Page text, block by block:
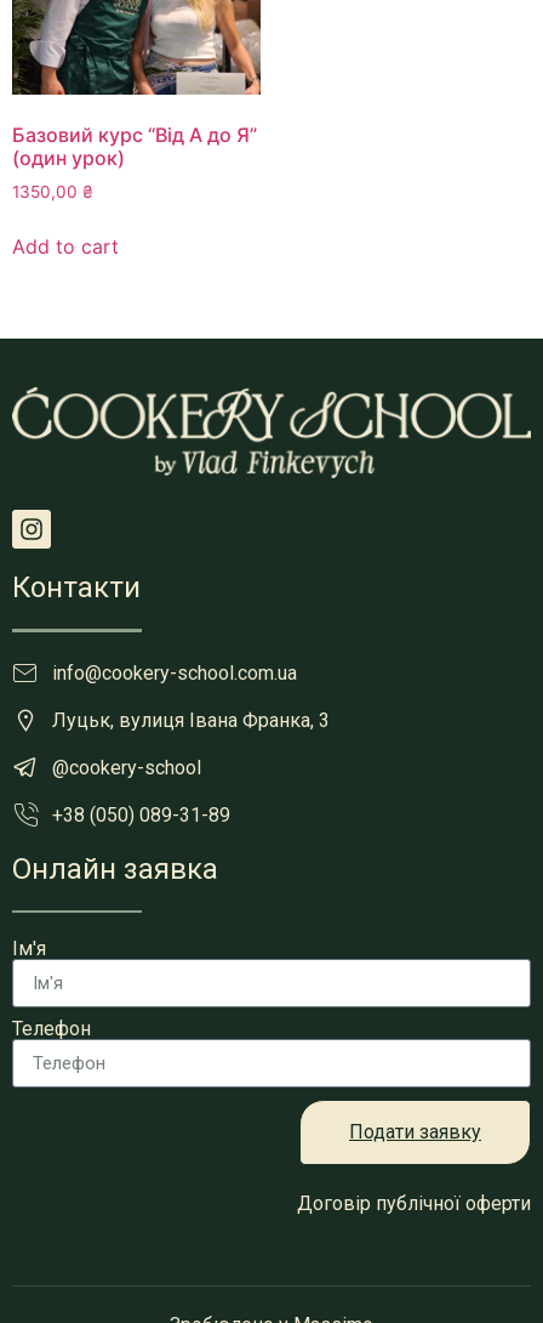
Базовий курс “Від А до Я”
(один урок)
1350,00 ₴
Add to cart
Контакти
info@cookery-school.com.ua
Луцьк, вулиця Івана Франка, 3
@cookery-school
+38 (050) 089-31-89
Онлайн заявка
Ім'я
Телефон
Подати заявку
Договір публічної оферти